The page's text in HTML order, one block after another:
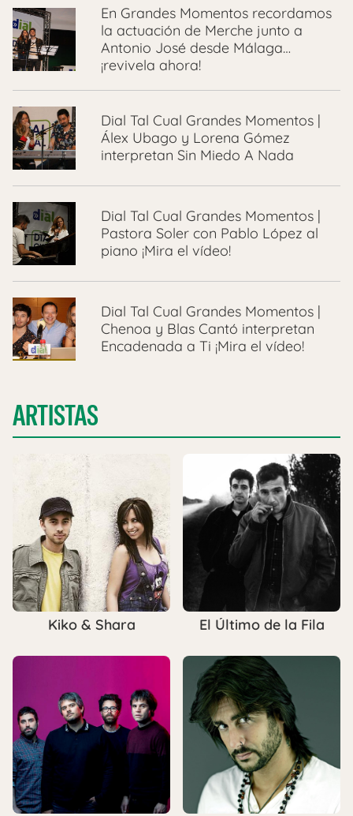
En Grandes Momentos recordamos
la actuación de Merche junto a
Antonio José desde Málaga…
¡revivela ahora!
Dial Tal Cual Grandes Momentos |
Álex Ubago y Lorena Gómez
interpretan Sin Miedo A Nada
Dial Tal Cual Grandes Momentos |
Pastora Soler con Pablo López al
piano ¡Mira el vídeo!
Dial Tal Cual Grandes Momentos |
Chenoa y Blas Cantó interpretan
Encadenada a Ti ¡Mira el vídeo!
ARTISTAS
Kiko & Shara El Último de la Fila